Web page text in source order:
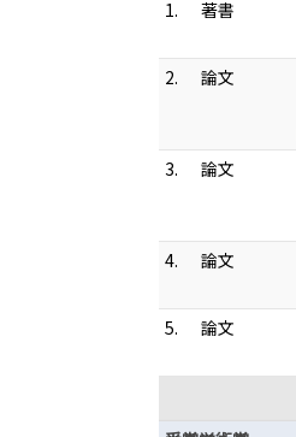
1.
著書
2.
論文
3. 論文
4. 論文
5.
論文